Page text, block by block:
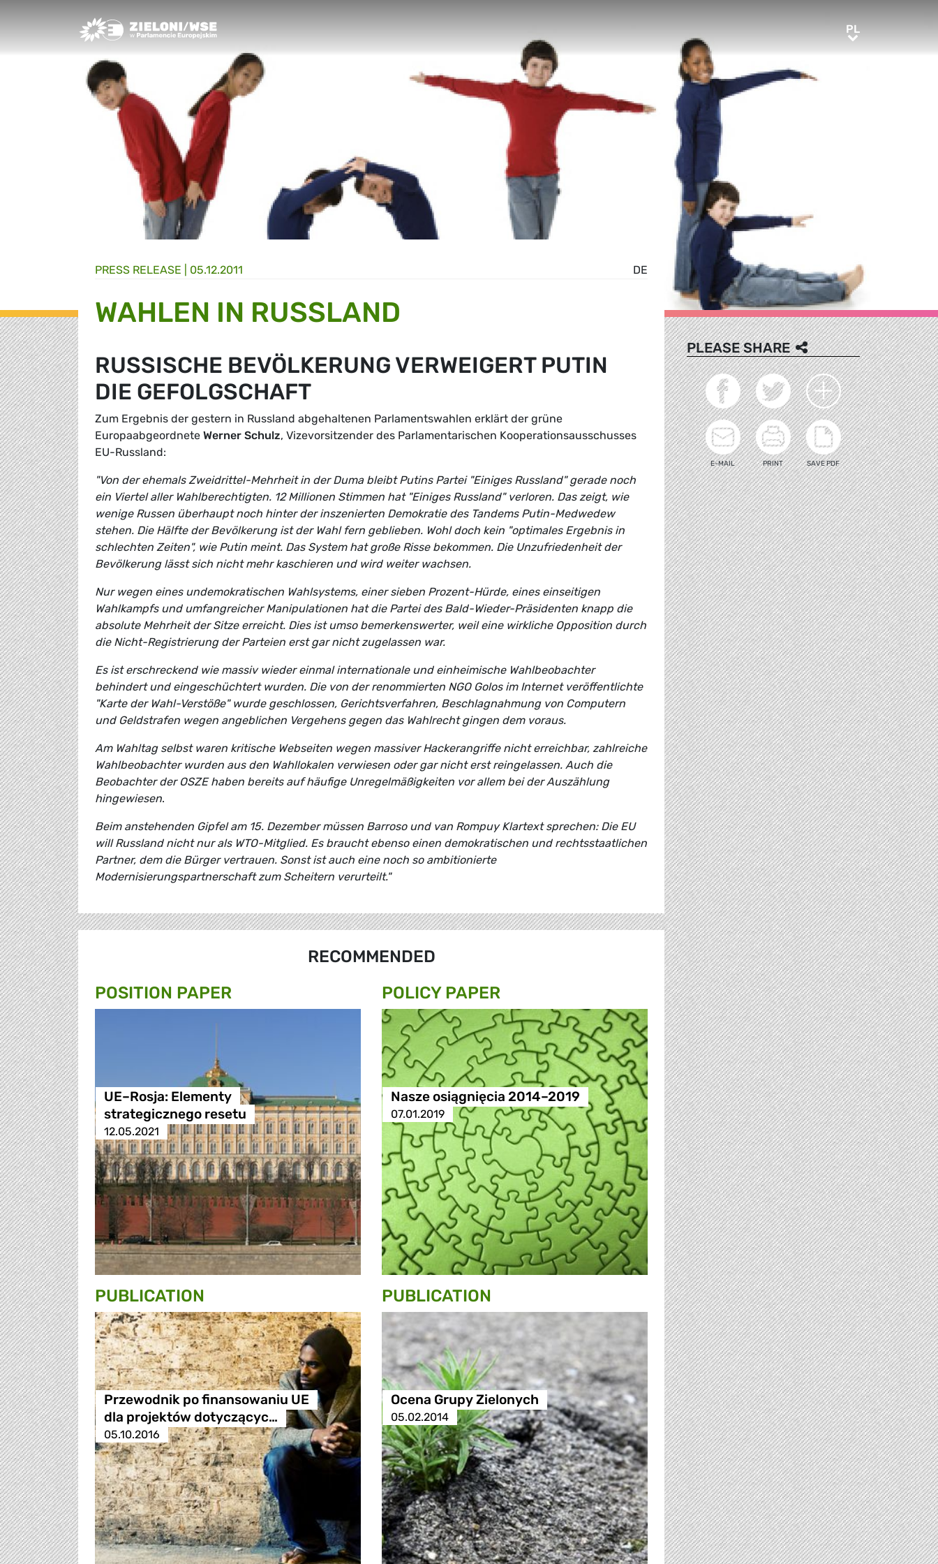
Greens/EFA Home PLPL
DE
PRESS RELEASE | 05.12.2011
WAHLEN IN RUSSLAND
RUSSISCHE BEVÖLKERUNG VERWEIGERT PUTIN
DIE GEFOLGSCHAFT
Zum Ergebnis der gestern in Russland abgehaltenen Parlamentswahlen erklärt der grüne
Europaabgeordnete Werner Schulz, Vizevorsitzender des Parlamentarischen Kooperationsausschusses
EU-Russland:
"Von der ehemals Zweidrittel-Mehrheit in der Duma bleibt Putins Partei "Einiges Russland" gerade noch
ein Viertel aller Wahlberechtigten. 12 Millionen Stimmen hat "Einiges Russland" verloren. Das zeigt, wie
wenige Russen überhaupt noch hinter der inszenierten Demokratie des Tandems Putin-Medwedew
stehen. Die Hälfte der Bevölkerung ist der Wahl fern geblieben. Wohl doch kein "optimales Ergebnis in
schlechten Zeiten", wie Putin meint. Das System hat große Risse bekommen. Die Unzufriedenheit der
Bevölkerung lässt sich nicht mehr kaschieren und wird weiter wachsen.
Nur wegen eines undemokratischen Wahlsystems, einer sieben Prozent-Hürde, eines einseitigen
Wahlkampfs und umfangreicher Manipulationen hat die Partei des Bald-Wieder-Präsidenten knapp die
absolute Mehrheit der Sitze erreicht. Dies ist umso bemerkenswerter, weil eine wirkliche Opposition durch
die Nicht-Registrierung der Parteien erst gar nicht zugelassen war.
Es ist erschreckend wie massiv wieder einmal internationale und einheimische Wahlbeobachter
behindert und eingeschüchtert wurden. Die von der renommierten NGO Golos im Internet veröffentlichte
"Karte der Wahl-Verstöße" wurde geschlossen, Gerichtsverfahren, Beschlagnahmung von Computern
und Geldstrafen wegen angeblichen Vergehens gegen das Wahlrecht gingen dem voraus.
Am Wahltag selbst waren kritische Webseiten wegen massiver Hackerangriffe nicht erreichbar, zahlreiche
Wahlbeobachter wurden aus den Wahllokalen verwiesen oder gar nicht erst reingelassen. Auch die
Beobachter der OSZE haben bereits auf häufige Unregelmäßigkeiten vor allem bei der Auszählung
hingewiesen.
Beim anstehenden Gipfel am 15. Dezember müssen Barroso und van Rompuy Klartext sprechen: Die EU
will Russland nicht nur als WTO-Mitglied. Es braucht ebenso einen demokratischen und rechtsstaatlichen
Partner, dem die Bürger vertrauen. Sonst ist auch eine noch so ambitionierte
Modernisierungspartnerschaft zum Scheitern verurteilt."
RECOMMENDED
POSITION PAPER
UE–Rosja: Elementy
strategicznego resetu
12.05.2021
POLICY PAPER
Nasze osiągnięcia 2014–2019
07.01.2019
PUBLICATION
Przewodnik po finansowaniu UE
dla projektów dotyczącyc…
05.10.2016
PUBLICATION
Ocena Grupy Zielonych
05.02.2014
PLEASE SHARE
E-MAIL PRINT SAVE PDF